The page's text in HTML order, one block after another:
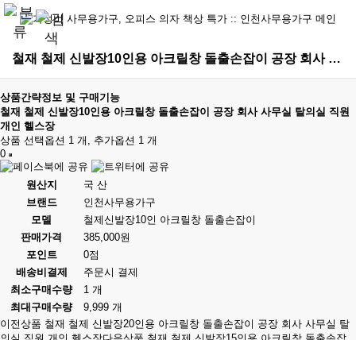
철재 철제 신발장10인용 아크릴창 돌출손잡이 공장 회사 사무실 탈의실 직원 개인 헬스장 > 철제신발장
상품간략정보 및 구매기능
철재 철제 신발장10인용 아크릴창 돌출손잡이 공장 회사 사무실 탈의실 직원
개인 헬스장
상품 선택옵션 1 개, 추가옵션 1 개
0
원산지
국 산
브랜드
인천사무용가구
모델
철제신발장10인 아크릴창 돌출손잡이
판매가격
385,000원
포인트
0점
배송비결제
주문시 결제
최소구매수량
1 개
최대구매수량
9,999 개
이전상품 철재 철제 신발장20인용 아크릴창 돌출손잡이 공장 회사 사무실 탈